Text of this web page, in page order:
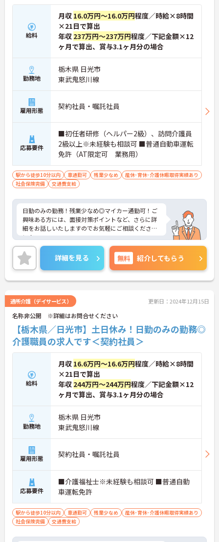
給料
月収 16.0万円～16.0万円程度／時給×8時間
×21日で算出
年収 237万円～237万円程度／下記金額×12
ヶ月で算出、賞与3.1ヶ月分の場合
勤務地
栃木県 日光市
東武鬼怒川線
雇用形態 契約社員・嘱託社員
応募要件
■初任者研修（ヘルパー2級）、訪問介護員
2級以上※未経験も相談可 ■普通自動車運転
免許（AT限定可 業務用）
駅から徒歩10分以内 車通勤可 残業少なめ
産休･育休･介護休暇取得実績あり
社会保険完備
交通費支給
日勤のみの勤務！残業少なめ◎マイカー通勤可！ご
興味ある方には、面接対策ポイントなど、さらに詳
細をお話しいたしますのでお気軽にご相談くださ
い！
詳細を見る 無料 紹介してもらう
通所介護（デイサービス） 更新日：2024年12月15日
名称非公開 ※詳細はお問合せください
【栃木県／日光市】土日休み！日勤のみの勤務◎
介護職員の求人です＜契約社員＞
給料
月収 16.6万円～16.6万円程度／時給×8時間
×21日で算出
年収 244万円～244万円程度／下記金額×12
ヶ月で算出、賞与3.1ヶ月分の場合
勤務地
栃木県 日光市
東武鬼怒川線
雇用形態 契約社員・嘱託社員
応募要件
■介護福祉士※未経験も相談可 ■普通自動
車運転免許
駅から徒歩10分以内 車通勤可 残業少なめ
産休･育休･介護休暇取得実績あり
社会保険完備
交通費支給